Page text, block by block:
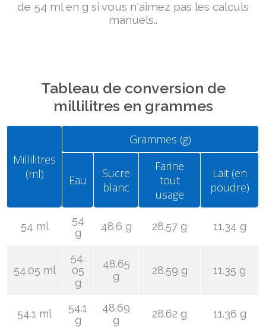
de 54 ml en g si vous n'aimez pas les calculs
manuels..
Tableau de conversion de
millilitres en grammes
Millilitres
(ml)
Grammes (g)
Eau
Sucre
blanc
Farine
tout
usage
Lait (en
poudre)
54 ml
54
g
48.6 g 28.57 g 11.34 g
54.05 ml
54.
05
g
48.65
g
28.59 g 11.35 g
54.1 ml
54.1
g
48.69
g
28.62 g 11.36 g